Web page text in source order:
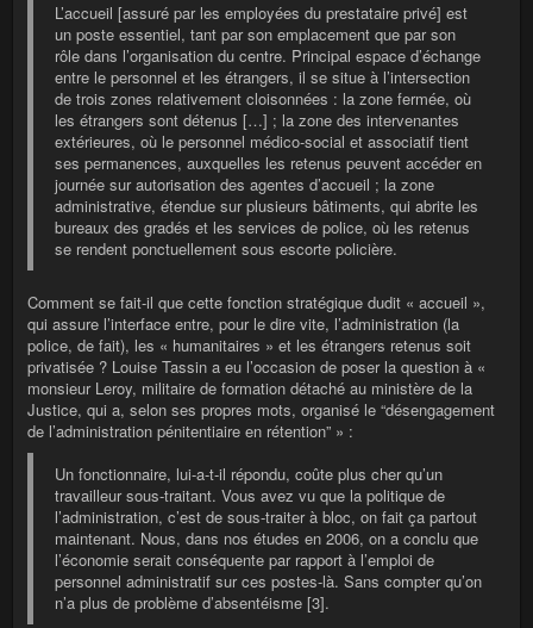
L’accueil [assuré par les employées du prestataire privé] est
un poste essentiel, tant par son emplacement que par son
rôle dans l’organisation du centre. Principal espace d’échange
entre le personnel et les étrangers, il se situe à l’intersection
de trois zones relativement cloisonnées : la zone fermée, où
les étrangers sont détenus […] ; la zone des intervenantes
extérieures, où le personnel médico-social et associatif tient
ses permanences, auxquelles les retenus peuvent accéder en
journée sur autorisation des agentes d’accueil ; la zone
administrative, étendue sur plusieurs bâtiments, qui abrite les
bureaux des gradés et les services de police, où les retenus
se rendent ponctuellement sous escorte policière.
Comment se fait-il que cette fonction stratégique dudit « accueil »,
qui assure l’interface entre, pour le dire vite, l’administration (la
police, de fait), les « humanitaires » et les étrangers retenus soit
privatisée ? Louise Tassin a eu l’occasion de poser la question à «
monsieur Leroy, militaire de formation détaché au ministère de la
Justice, qui a, selon ses propres mots, organisé le “désengagement
de l’administration pénitentiaire en rétention” » :
Un fonctionnaire, lui-a-t-il répondu, coûte plus cher qu’un
travailleur sous-traitant. Vous avez vu que la politique de
l’administration, c’est de sous-traiter à bloc, on fait ça partout
maintenant. Nous, dans nos études en 2006, on a conclu que
l’économie serait conséquente par rapport à l’emploi de
personnel administratif sur ces postes-là. Sans compter qu’on
n’a plus de problème d’absentéisme [3].